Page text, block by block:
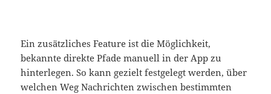
Ein zusätzliches Feature ist die Möglichkeit,
bekannte direkte Pfade manuell in der App zu
hinterlegen. So kann gezielt festgelegt werden, über
welchen Weg Nachrichten zwischen bestimmten